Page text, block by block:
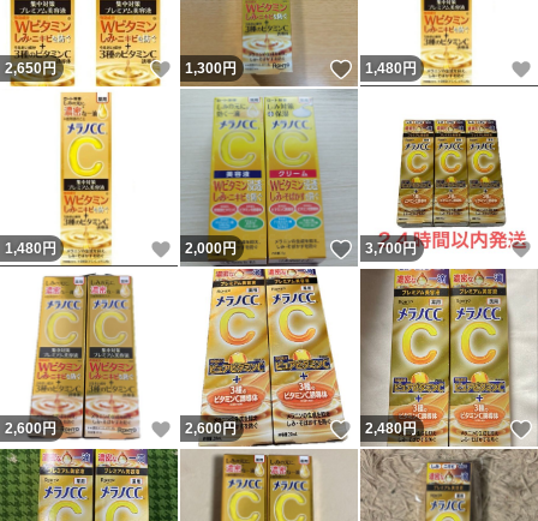
2,650円 いいね！
1,300円 いいね！
1,480 円
1,480 円 いいね！
2,000円 いいね！
3,700円
2,600円 いいね！
2,600円 いいね！
2,480円